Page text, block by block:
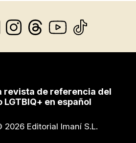
revista de referencia del
en español
Editorial Imaní S.L.